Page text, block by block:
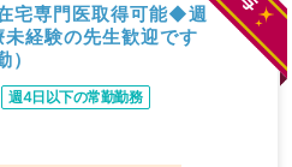
宅専門医取得可能◆週
経験の先生歓迎です
週4日以下の常勤勤務